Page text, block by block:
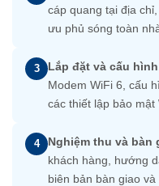
cáp quang tại địa
ưu phủ sóng toàn
3 Lắp đặt và cấu hình
Modem WiFi 6, cấu
các thiết lập bảo mật
4 Nghiệm thu và bàn
khách hàng, hướng
biên bản bàn giao